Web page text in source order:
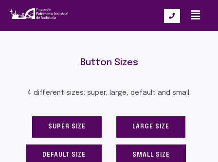
Button Sizes
4 different sizes: super, large, default and small.
SUPER SIZE LARGE SIZE
DEFAULT SIZE SMALL SIZE